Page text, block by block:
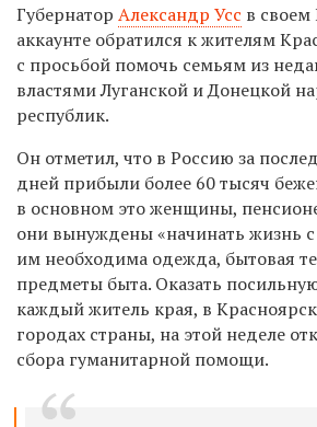
Губернатор Александр Усс в
аккаунте обратился к жителям
с просьбой помочь семьям из
властями Луганской и Донецкой
республик.
Он отметил, что в Россию за
дней прибыли более 60 тысяч
в основном это женщины,
они вынуждены «начинать жизнь с
им необходима одежда, бытовая
предметы быта. Оказать
каждый житель края, в
городах страны, на этой неделе
сбора гуманитарной помощи.